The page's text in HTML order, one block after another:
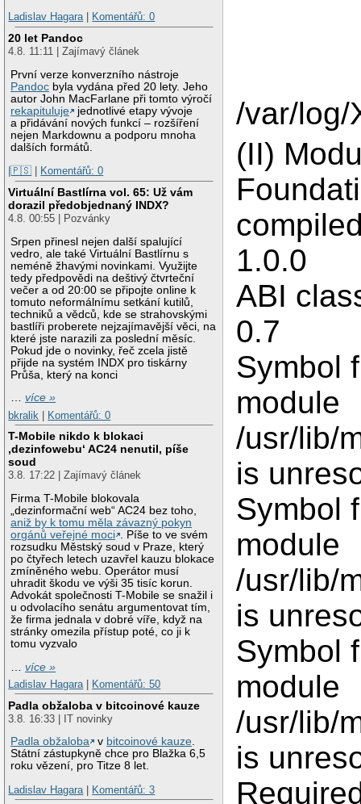
Ladislav Hagara| Komentářů: 0
20 let Pandoc
4.8. 11:11 | Zajímavý článek
První verze konverzního nástroje
Pandoc byla vydána před 20 lety. Jeho
autor John MacFarlane při tomto výročí
rekapituluje
jednotlivé etapy vývoje
a přidávání nových funkcí – rozšíření
nejen Markdownu a podporu mnoha
dalších formátů.
|🇵🇸
Komentářů: 0
Virtuální Bastlírna vol. 65: Už vám
dorazil předobjednaný INDX?
4.8. 00:55 | Pozvánky
Srpen přinesl nejen další spalující
vedro, ale také Virtuální Bastlírnu s
neméně žhavými novinkami. Využijte
tedy předpovědi na deštivý čtvrteční
večer a od 20:00 se připojte online k
tomuto neformálnímu setkání kutilů,
techniků a vědců, kde se strahovskými
bastlíři proberete nejzajímavější věci, na
které jste narazili za poslední měsíc.
Pokud jde o novinky, řeč zcela jistě
přijde na systém INDX pro tiskárny
Průša, který na konci
…více »
bkralik | Komentářů: 0
T-Mobile nikdo k blokaci
‚dezinfowebu‘ AC24 nenutil, píše
soud
3.8. 17:22 | Zajímavý článek
Firma T-Mobile blokovala
„dezinformační web“ AC24 bez toho,
aniž by k tomu měla závazný pokyn
orgánů veřejné moci
. Píše to ve svém
rozsudku Městský soud v Praze, který
po čtyřech letech uzavřel kauzu blokace
zmíněného webu. Operátor musí
uhradit škodu ve výši 35 tisíc korun.
Advokát společnosti T-Mobile se snažil i
u odvolacího senátu argumentovat tím,
že firma jednala v dobré víře, když na
stránky omezila přístup poté, co ji k
tomu vyzvalo
…více »
Ladislav Hagara| Komentářů: 50
Padla obžaloba v bitcoinové kauze
3.8. 16:33 | IT novinky
Padla obžaloba
v bitcoinové kauze.
Státní zástupkyně chce pro Blažka 6,5
roku vězení, pro Titze 8 let.
Ladislav Hagara| Komentářů: 3
/var/log/
(II)
1.0.0
ABI
0.7
Symbol
module
/usr/lib/
is
Symbol
module
/usr/lib/
is
Symbol
module
/usr/lib/
is